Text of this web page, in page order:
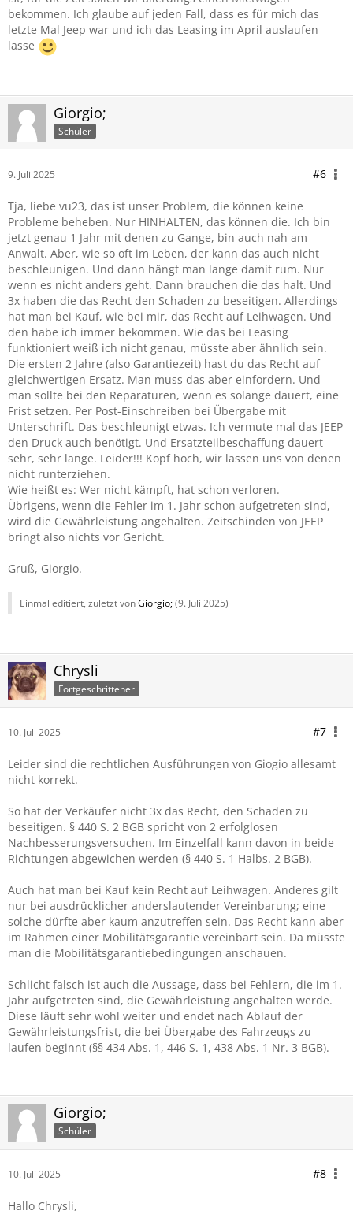
bekommen. Ich glaube auf jeden Fall, dass es für mich das
letzte Mal Jeep war und ich das Leasing im April auslaufen
lasse
Giorgio;
Schüler
9. Juli 2025 #6
Tja, liebe vu23, das ist unser Problem, die können keine
Probleme beheben. Nur HINHALTEN, das können die. Ich bin
jetzt genau 1 Jahr mit denen zu Gange, bin auch nah am
Anwalt. Aber, wie so oft im Leben, der kann das auch nicht
beschleunigen. Und dann hängt man lange damit rum. Nur
wenn es nicht anders geht. Dann brauchen die das halt. Und
3x haben die das Recht den Schaden zu beseitigen. Allerdings
hat man bei Kauf, wie bei mir, das Recht auf Leihwagen. Und
den habe ich immer bekommen. Wie das bei Leasing
funktioniert weiß ich nicht genau, müsste aber ähnlich sein.
Die ersten 2 Jahre (also Garantiezeit) hast du das Recht auf
gleichwertigen Ersatz. Man muss das aber einfordern. Und
man sollte bei den Reparaturen, wenn es solange dauert, eine
Frist setzen. Per Post-Einschreiben bei Übergabe mit
Unterschrift. Das beschleunigt etwas. Ich vermute mal das JEEP
den Druck auch benötigt. Und Ersatzteilbeschaffung dauert
sehr, sehr lange. Leider!!! Kopf hoch, wir lassen uns von denen
nicht runterziehen.
Wie heißt es: Wer nicht kämpft, hat schon verloren.
Übrigens, wenn die Fehler im 1. Jahr schon aufgetreten sind,
wird die Gewährleistung angehalten. Zeitschinden von JEEP
bringt also nichts vor Gericht.
Gruß, Giorgio.
Einmal editiert, zuletzt vonGiorgio;(9. Juli 2025)
Chrysli
Fortgeschrittener
10. Juli 2025 #7
Leider sind die rechtlichen Ausführungen von Giogio allesamt
nicht korrekt.
So hat der Verkäufer nicht 3x das Recht, den Schaden zu
beseitigen. § 440 S. 2 BGB spricht von 2 erfolglosen
Nachbesserungsversuchen. Im Einzelfall kann davon in beide
Richtungen abgewichen werden (§ 440 S. 1 Halbs. 2 BGB).
Auch hat man bei Kauf kein Recht auf Leihwagen. Anderes gilt
nur bei ausdrücklicher anderslautender Vereinbarung; eine
solche dürfte aber kaum anzutreffen sein. Das Recht kann aber
im Rahmen einer Mobilitätsgarantie vereinbart sein. Da müsste
man die Mobilitätsgarantiebedingungen anschauen.
Schlicht falsch ist auch die Aussage, dass bei Fehlern, die im 1.
Jahr aufgetreten sind, die Gewährleistung angehalten werde.
Diese läuft sehr wohl weiter und endet nach Ablauf der
Gewährleistungsfrist, die bei Übergabe des Fahrzeugs zu
laufen beginnt (§§ 434 Abs. 1, 446 S. 1, 438 Abs. 1 Nr. 3 BGB).
Giorgio;
Schüler
10. Juli 2025 #8
Hallo Chrysli,